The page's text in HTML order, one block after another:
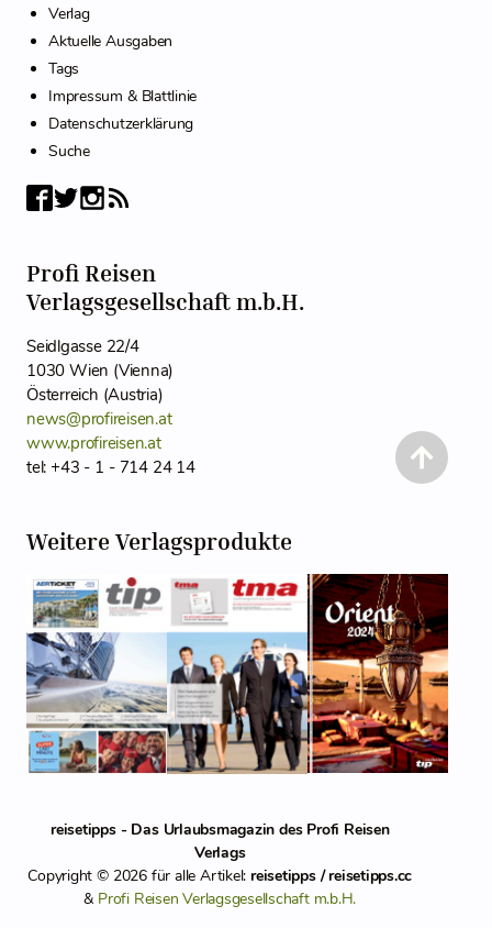
Verlag
Aktuelle Ausgaben
Tags
Impressum & Blattlinie
Datenschutzerklärung
Suche
Profi Reisen
Verlagsgesellschaft m.b.H.
Seidlgasse 22/4
1030 Wien (Vienna)
Österreich (Austria)
news@profireisen.at
www.profireisen.at
tel: +43 - 1 - 714 24 14
Weitere Verlagsprodukte
reisetipps - Das Urlaubsmagazin des Profi Reisen
Verlags
Copyright © 2026 für alle Artikel:reisetipps / reisetipps.cc
& Profi Reisen Verlagsgesellschaft m.b.H.